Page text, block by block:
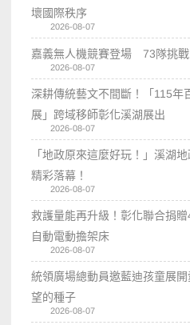
壞國際秩序
2026-08-07
嘉義無人機競賽登場 73隊挑
2026-08-07
深耕傳統藝文不間斷！「115
展」跨域移師彰化溪湖展出
2026-08-07
「地政原來這麼好玩！」溪湖
精彩落幕！
2026-08-07
救護量能再升級！彰化聯合捐
自動電動擔架床
2026-08-07
統領廣場總動員邀藍迪孩童展
望的種子
2026-08-07